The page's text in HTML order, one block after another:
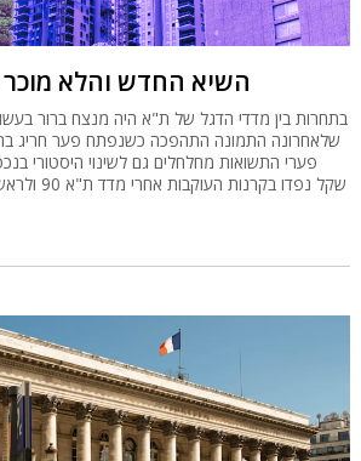
השיא החדש והלא מוכר
שקל נפדו